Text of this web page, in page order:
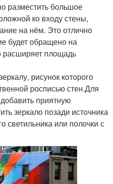
разместить большое
ко входу стены,
на нём. Это отлично
будет обращено на
расширяет площадь
рисунок которого
росписью стен.Для
приятную
зеркало позади источника
светильника или полочки с